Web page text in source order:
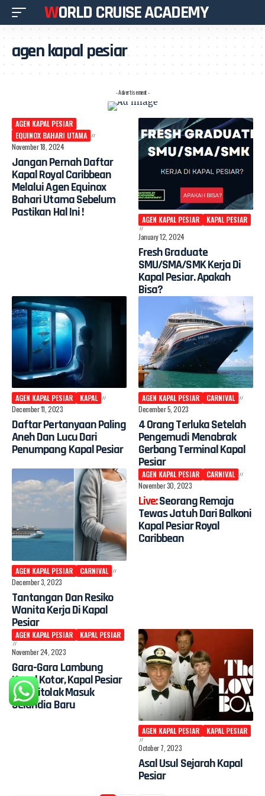
WORLD CRUISE ACADEMY
agen kapal pesiar
- Advertisement -
AGEN KAPAL PESIAR
EQUINOX BAHARI UTAMA
November 18, 2024
Jangan Pernah Daftar
Kapal Royal Caribbean
Melalui Agen Equinox
Bahari Utama Sebelum
Pastikan Hal Ini !
AGEN KAPAL PESIAR
KAPAL PESIAR
January 12, 2024
Fresh Graduate
SMU/SMA/SMK Kerja Di
Kapal Pesiar. Apakah
Bisa?
AGEN KAPAL PESIAR
KAPAL
December 11, 2023
Daftar Pertanyaan Paling
Aneh Dan Lucu Dari
Penumpang Kapal Pesiar
AGEN KAPAL PESIAR
CARNIVAL
December 5, 2023
4 Orang Terluka Setelah
Pengemudi Menabrak
Gerbang Terminal Kapal
Pesiar
AGEN KAPAL PESIAR
CARNIVAL
December 3, 2023
Tantangan Dan Resiko
Wanita Kerja Di Kapal
Pesiar
AGEN KAPAL PESIAR
CARNIVAL
November 30, 2023
Seorang Remaja
Tewas Jatuh Dari Balkoni
Kapal Pesiar Royal
Caribbean
AGEN KAPAL PESIAR
KAPAL PESIAR
November 24, 2023
Gara-Gara Lambung
Kapal Kotor, Kapal Pesiar
P&O Ditolak Masuk
Selandia Baru
AGEN KAPAL PESIAR
KAPAL PESIAR
October 7, 2023
Asal Usul Sejarah Kapal
Pesiar